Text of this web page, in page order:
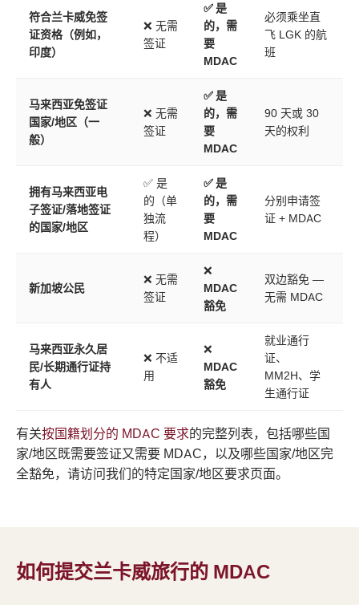
符合兰卡威免签
证资格（例如，
印度）
❌ 无需
签证
✅ 是
的，需
要
MDAC
必须乘坐直
飞 LGK 的航
班
马来西亚免签证
国家/地区（一
般）
❌ 无需
签证
✅ 是
的，需
要
MDAC
90 天或 30
天的权利
拥有马来西亚电
子签证/落地签证
的国家/地区
✅ 是
的（单
独流
程）
✅ 是
的，需
要
MDAC
分别申请签
证 + MDAC
新加坡公民
❌ 无需
签证
❌
MDAC
豁免
双边豁免 —
无需 MDAC
马来西亚永久居
民/长期通行证持
有人
❌ 不适
用
❌
MDAC
豁免
就业通行
证、
MM2H、学
生通行证
有关按国籍划分的 MDAC 要求的完整列表，包括哪些国
家/地区既需要签证又需要 MDAC，以及哪些国家/地区完
全豁免，请访问我们的特定国家/地区要求页面。
如何提交兰卡威旅行的 MDAC